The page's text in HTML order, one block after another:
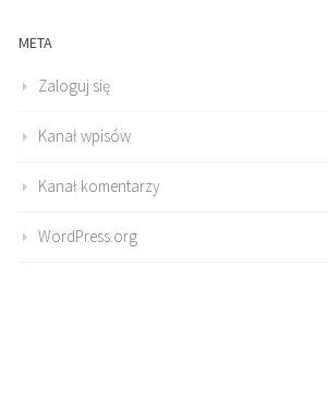
META
Zaloguj się
Kanał wpisów
Kanał komentarzy
WordPress.org